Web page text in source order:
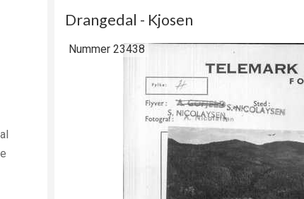
Drangedal - Kjosen
Nummer 23438